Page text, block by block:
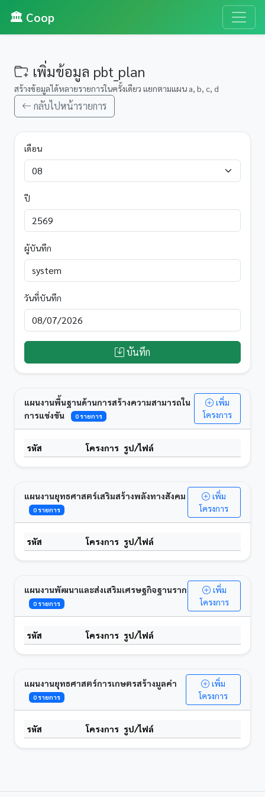
🏛️ Coop
เพิ่มข้อมูล pbt_plan
สร้างข้อมูลได้หลายรายการในครั้งเดียว แยกตามแผน a, b, c, d
กลับไปหน้ารายการ
เดือน
ปี
ผู้บันทึก
วันที่บันทึก
บันทึก
แผนงานพื้นฐานด้านการสร้างความสามารถใน
การแข่งขัน
0 รายการ
เพิ่ม
โครงการ
รหัส โครงการ รูป/ไฟล์
แผนงานยุทธศาสตร์เสริมสร้างพลังทางสังคม
0 รายการ
เพิ่ม
โครงการ
รหัส โครงการ รูป/ไฟล์
แผนงานพัฒนาและส่งเสริมเศรษฐกิจฐานราก
0 รายการ
เพิ่ม
โครงการ
รหัส โครงการ รูป/ไฟล์
แผนงานยุทธศาสตร์การเกษตรสร้างมูลค่า
0 รายการ
เพิ่ม
โครงการ
รหัส โครงการ รูป/ไฟล์